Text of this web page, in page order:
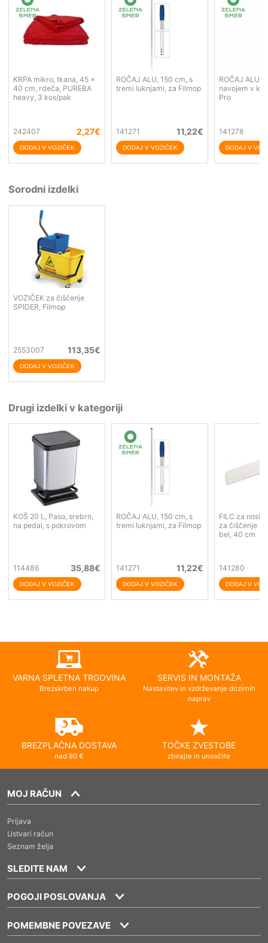
KRPA mikro, tkana, 45 x
40 cm, rdeča, PUREBA
heavy, 3 kos/pak
242407 2,27€
ROČAJ ALU, 150 cm, s
tremi luknjami, za Filmop
141271 11,22€
ROČAJ ALU,
navojem v
Pro
141278
Sorodni izdelki
VOZIČEK za čiščenje
SPIDER, Filmop
2553007 113,35€
Drugi izdelki v kategoriji
KOŠ 20 L, Paso, srebrn,
na pedal, s pokrovom
114486 35,88€
ROČAJ ALU, 150 cm, s
tremi luknjami, za Filmop
141271 11,22€
FILC za
za čiščenje
bel, 40 cm
141280
VARNA SPLETNA TRGOVINA
Brezskrben nakup
SERVIS IN MONTAŽA
Nastavitev in vzdrževanje dozirnih
naprav
BREZPLAČNA DOSTAVA
nad 80 €
TOČKE ZVESTOBE
zbirajte in unovčite
MOJ RAČUN
Prijava
Ustvari račun
Seznam želja
SLEDITE NAM
POGOJI POSLOVANJA
POMEMBNE POVEZAVE